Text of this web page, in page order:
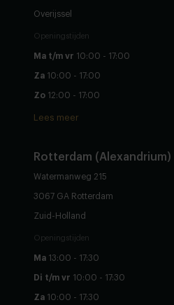
Overijssel
Openingstijden
Ma t/m vr 10:00 - 17:00
Za 10:00 - 17:00
Zo 12:00 - 17:00
Lees meer
Rotterdam (Alexandrium)
Watermanweg 215
3067 GA Rotterdam
Zuid-Holland
Openingstijden
Ma 13:00 - 17:30
Di t/m vr 10:00 - 17:30
Za 10:00 - 17:30